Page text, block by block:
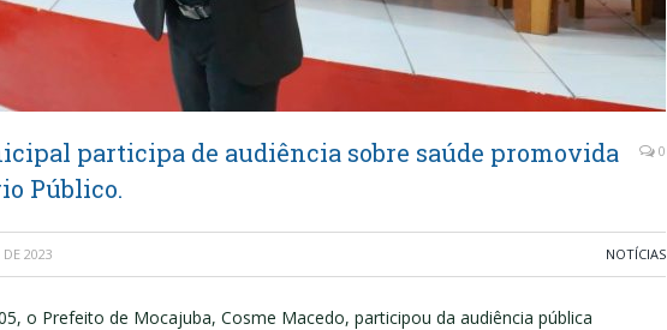
participa de audiência sobre saúde promovida
Público.
0
2023 NOTÍCIAS
o Prefeito de Mocajuba, Cosme Macedo, participou da audiência pública